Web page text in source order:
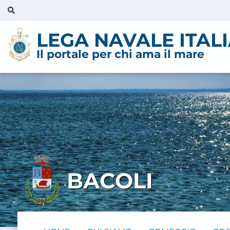
LEGA NAVALE
Il portale per chi ama il mare
BACOLI